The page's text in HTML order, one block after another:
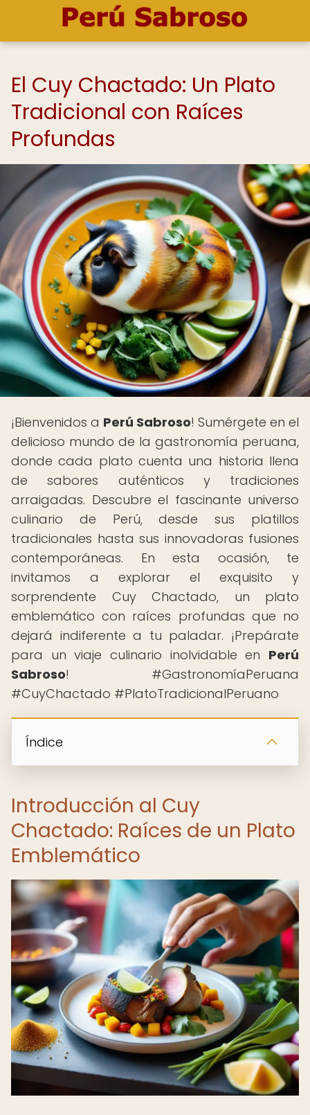
El Cuy Chactado: Un Plato
Tradicional con Raíces
Profundas
¡Bienvenidos a Perú Sabroso! Sumérgete en el
delicioso mundo de la gastronomía peruana,
donde cada plato cuenta una historia llena
de sabores auténticos y tradiciones
arraigadas. Descubre el fascinante universo
culinario de Perú, desde sus platillos
tradicionales hasta sus innovadoras fusiones
contemporáneas. En esta ocasión, te
invitamos a explorar el exquisito y
sorprendente Cuy Chactado, un plato
emblemático con raíces profundas que no
dejará indiferente a tu paladar. ¡Prepárate
para un viaje culinario inolvidable en Perú
Sabroso! ️ #GastronomíaPeruana
#CuyChactado #PlatoTradicionalPeruano
Índice
Introducción al Cuy
Chactado: Raíces de un Plato
Emblemático